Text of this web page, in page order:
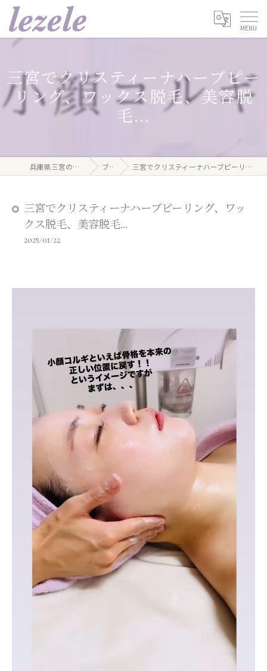
三宮でクリスティーナハーブピー
リング、ワックス脱毛、美容脱
毛...
兵庫県三宮のエステならlezele ブログ 三宮でクリスティーナハーブピーリング、ワックス脱毛、美容脱毛...
三宮でクリスティーナハーブピーリング、ワッ
クス脱毛、美容脱毛...
2025/01/22